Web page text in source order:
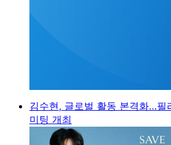
김수현, 글로벌 활동 본격화…필
미팅 개최